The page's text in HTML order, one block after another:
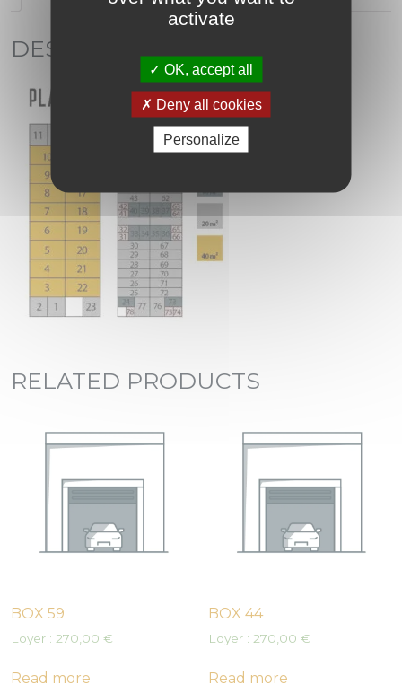
DESCRIPTION
RELATED PRODUCTS
BOX 59
Loyer : 270,00 €
Read more
BOX 44
Loyer :270,00€
Read more
activate
OK, accept all
Deny all cookies
Personalize